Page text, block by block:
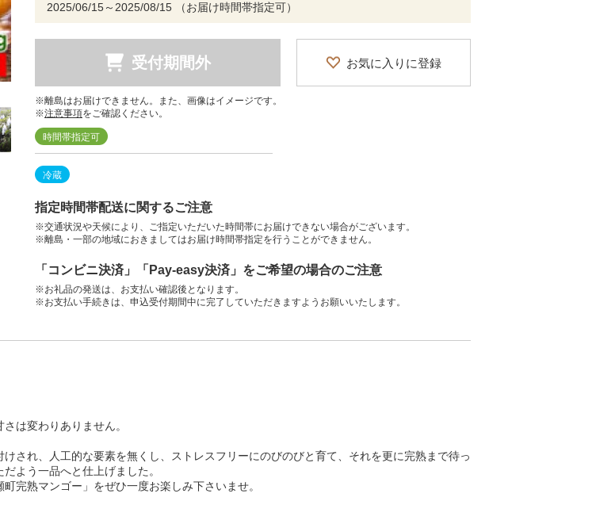
2025/06/15～2025/08/15 （お届け時間帯指定可）
受付期間外 お気に入りに登録
※離島はお届けできません。また、画像はイメージです。
※注意事項をご確認ください。
時間帯指定可
冷蔵
指定時間帯配送に関するご注意
※交通状況や天候により、ご指定いただいた時間帯にお届けできない場合がございます。
※離島・一部の地域におきましてはお届け時間帯指定を行うことができません。
「コンビニ決済」「Pay-easy決済」をご希望の場合のご注意
※お礼品の発送は、お支払い確認後となります。
※お支払い手続きは、申込受付期間中に完了していただきますようお願いいたします。
は変わりありません。
され、人工的な要素を無くし、ストレスフリーにのびのびと育て、それを更に完熟まで待っ
よう一品へと仕上げました。
完熟マンゴー」をぜひ一度お楽しみ下さいませ。